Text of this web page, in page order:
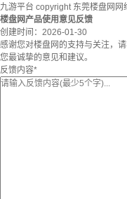
九游平台 copyright 东莞楼盘网网
楼盘网产品使用意见反馈
创建时间： 2026-01-30
感谢您对楼盘网的支持与关注，
您最诚挚的意见和建议。
反馈内容*